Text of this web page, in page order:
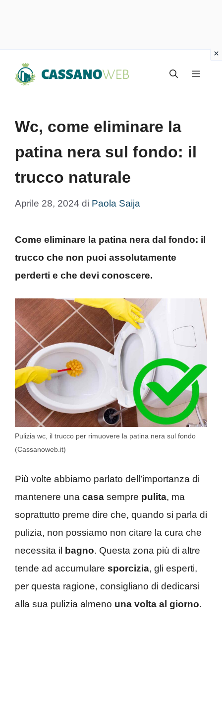
Menu
Wc, come eliminare la
patina nera sul fondo: il
trucco naturale
Aprile 28, 2024 di Paola Saija
Come eliminare la patina nera dal fondo: il
trucco che non puoi assolutamente
perderti e che devi conoscere.
Pulizia wc, il trucco per rimuovere la patina nera sul fondo
(Cassanoweb.it)
Più volte abbiamo parlato dell’importanza di
mantenere una casa sempre pulita, ma
soprattutto preme dire che, quando si parla di
pulizia, non possiamo non citare la cura che
necessita il
bagno. Questa zona più di altre
tende ad accumulare sporcizia, gli esperti,
per questa ragione, consigliano di dedicarsi
alla sua pulizia almeno una volta al giorno.